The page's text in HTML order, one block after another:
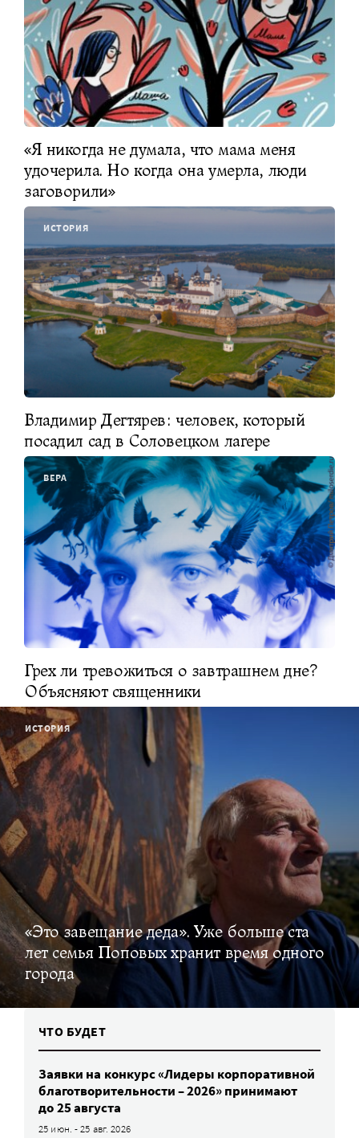
«Я никогда не думала, что мама меня
удочерила. Но когда она умерла, люди
заговорили»
ИСТОРИЯ
Владимир Дегтярев: человек, который
посадил сад в Соловецком лагере
ВЕРА
Грех ли тревожиться о завтрашнем дне?
Объясняют священники
ИСТОРИЯ
«Это завещание деда». Уже больше ста
лет семья Поповых хранит время одного
города
ЧТО БУДЕТ
Заявки на конкурс «Лидеры корпоративной
благотворительности – 2026» принимают
до 25 августа
25 июн. - 25 авг. 2026